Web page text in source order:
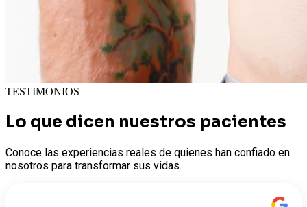
TESTIMONIOS
Lo que dicen nuestros pacientes
Conoce las experiencias reales de quienes han confiado en
nosotros para transformar sus vidas.